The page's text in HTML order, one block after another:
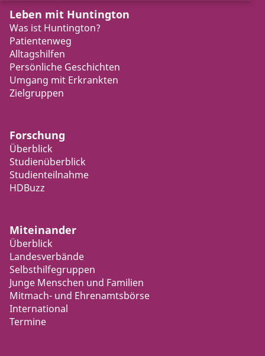
Leben mit Huntington
Was ist Huntington?
Patientenweg
Alltagshilfen
Persönliche Geschichten
Umgang mit Erkrankten
Zielgruppen
Forschung
Überblick
Studienüberblick
Studienteilnahme
HDBuzz
Miteinander
Überblick
Landesverbände
Selbsthilfegruppen
Junge Menschen und Familien
Mitmach- und Ehrenamtsbörse
International
Termine